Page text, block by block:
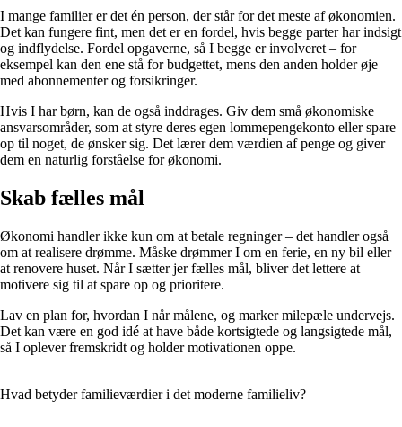
I mange familier er det én person, der står for det meste af økonomien.
Det kan fungere fint, men det er en fordel, hvis begge parter har indsigt
og indflydelse. Fordel opgaverne, så I begge er involveret – for
eksempel kan den ene stå for budgettet, mens den anden holder øje
med abonnementer og forsikringer.
Hvis I har børn, kan de også inddrages. Giv dem små økonomiske
ansvarsområder, som at styre deres egen lommepengekonto eller spare
op til noget, de ønsker sig. Det lærer dem værdien af penge og giver
dem en naturlig forståelse for økonomi.
Skab fælles mål
Økonomi handler ikke kun om at betale regninger – det handler også
om at realisere drømme. Måske drømmer I om en ferie, en ny bil eller
at renovere huset. Når I sætter jer fælles mål, bliver det lettere at
motivere sig til at spare op og prioritere.
Lav en plan for, hvordan I når målene, og marker milepæle undervejs.
Det kan være en god idé at have både kortsigtede og langsigtede mål,
så I oplever fremskridt og holder motivationen oppe.
Hvad betyder familieværdier i det moderne familieliv?